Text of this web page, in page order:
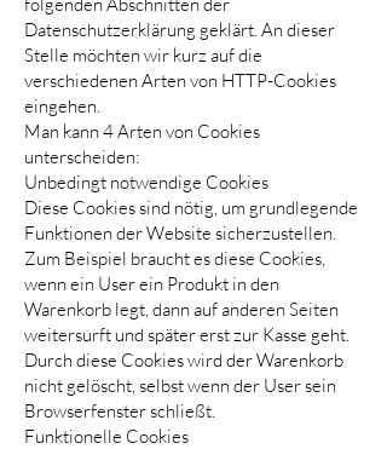
Datenschutzerklärung geklärt. An dieser
Stelle möchten wir kurz auf die
verschiedenen Arten von HTTP-Cookies
eingehen.
Man kann 4 Arten von Cookies
unterscheiden:
Unbedingt notwendige Cookies
Diese Cookies sind nötig, um grundlegende
Funktionen der Website sicherzustellen.
Zum Beispiel braucht es diese Cookies,
wenn ein User ein Produkt in den
Warenkorb legt, dann auf anderen Seiten
weitersurft und später erst zur Kasse geht.
Durch diese Cookies wird der Warenkorb
nicht gelöscht, selbst wenn der User sein
Browserfenster schließt.
Funktionelle Cookies